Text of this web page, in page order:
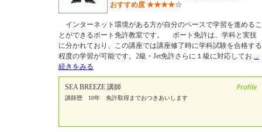
おすすめ度 ★★★★☆
インターネット環境がある方が自分のペースで学習を進めるこ
とができるボート免許教室です。 ボート免許は、学科と実技
に分かれており、この講座では講座修了時に学科試験を合格する
程度の学習が可能です。2級・Jet免許さらに１級に対応してお ...
続きをみる
SEA BREEZE 講師
講師歴 10年 免許取得までおつきあいします